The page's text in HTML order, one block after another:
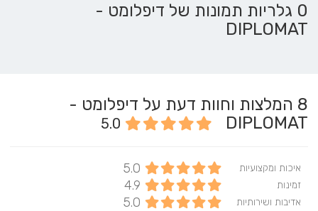
0 גלריות תמונות של דיפלומט -
DIPLOMAT
8 המלצות וחוות דעת על דיפלומט -
DIPLOMAT
5.0
איכות ומקצועיות 5.0
זמינות 4.9
אדיבות ושירותיות 5.0